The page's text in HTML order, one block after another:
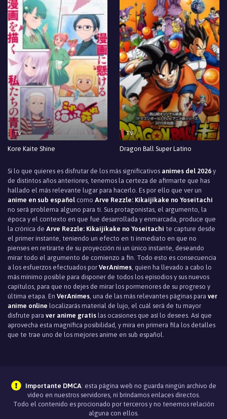
TV
Kore Kaite Shine
TV
Dragon Ball Super Latino
Si lo que quieres es disfrutar de los más significativos animes del 2026 y
de distintos años anteriores, tenemos la certeza de afirmarte que has
hallado el más relevante lugar para hacerlo. Es por ello que ver un
anime en sub español como Arve Rezzle: Kikaijikake no Yoseitachi
no será problema alguno para ti. Sus protagonistas, el argumento, la
época y el contexto en que fue desarrollada y enmarcada, produce que
la crónica de Arve Rezzle: Kikaijikake no Yoseitachi te capture desde
el primer instante, teniendo un efecto en ti inmediato en que no
pienses en retirarte de su proyección ni un único instante, deseando
mirar todo el argumento de comienzo a fin. Todo esto es consecuencia
a los esfuerzos efectuados por VerAnimes , quien ha llevado a cabo lo
más mínimo posible para disponer de todos los episodios y sus nuevos
capítulos, para que no dejes de mirar los pormenores de su progreso y
última etapa. En VerAnimes , una de las más relevantes páginas para ver
anime online localizarás material de lujo, el cuál será de tu mayor
disfrute para ver anime gratis las ocasiones que así lo desees. Así que
aprovecha esta magnìfica posibilidad, y mira en primera fila los detalles
que te trae uno de los mejores anime en sub español.
Importante DMCA: esta página web no guarda ningún archivo de
video en nuestros servidores, ni brindamos enlaces directos.
Todo el contenido es procionado por terceros y no tenemos relación
alguna con ellos.